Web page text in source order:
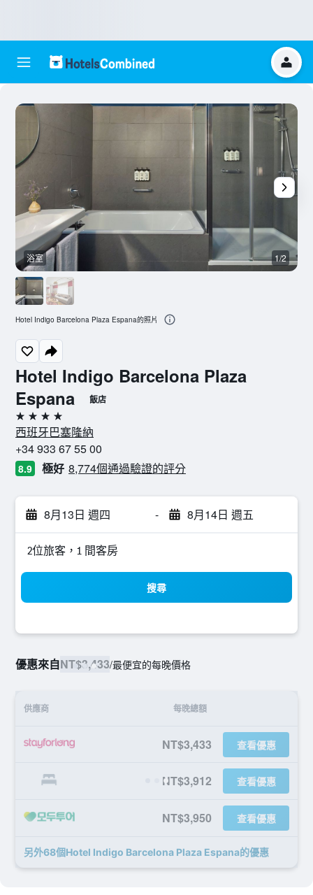
Hotel Indigo Barcelona Plaza
Espana
飯店
4星級
西班牙巴塞隆納
+34 933 67 55 00
8.9 極好 8,774個通過驗證的評分
8月13日 週四 - 8月14日 週五
2位旅客，1 間客房
搜尋
優惠來自NT$3,433/最便宜的每晚價格
供應商 每晚總額
NT$3,433 查看優惠
NT$3,912 查看優惠
NT$3,950 查看優惠
另外68個Hotel Indigo Barcelona Plaza Espana​的優惠
浴室 1/2
Hotel Indigo Barcelona Plaza Espana的照片